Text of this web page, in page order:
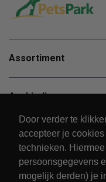
Door verder te
accepteer je
technieken.
persoonsgegevens
mogelijk derden) je
Assortiment
Aanbiedingen
Klantenservice